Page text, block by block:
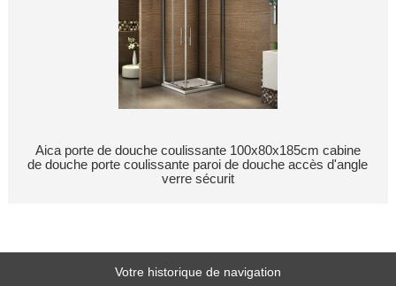
Aica porte de douche coulissante 100x80x185cm cabine
de douche porte coulissante paroi de douche accès d'angle
verre sécurit
Votre historique de navigation